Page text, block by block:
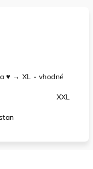
♥ → XL - vhodné